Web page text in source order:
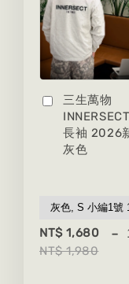
三生萬物
長袖 2026
灰色
NT$ 1,680
NT$ 1,980
-